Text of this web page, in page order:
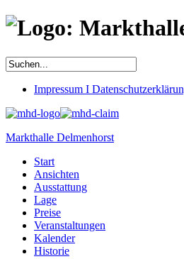
Impressum I
Markthalle Delmenhorst
Start
Ansichten
Ausstattung
Lage
Preise
Veranstaltungen
Kalender
Historie